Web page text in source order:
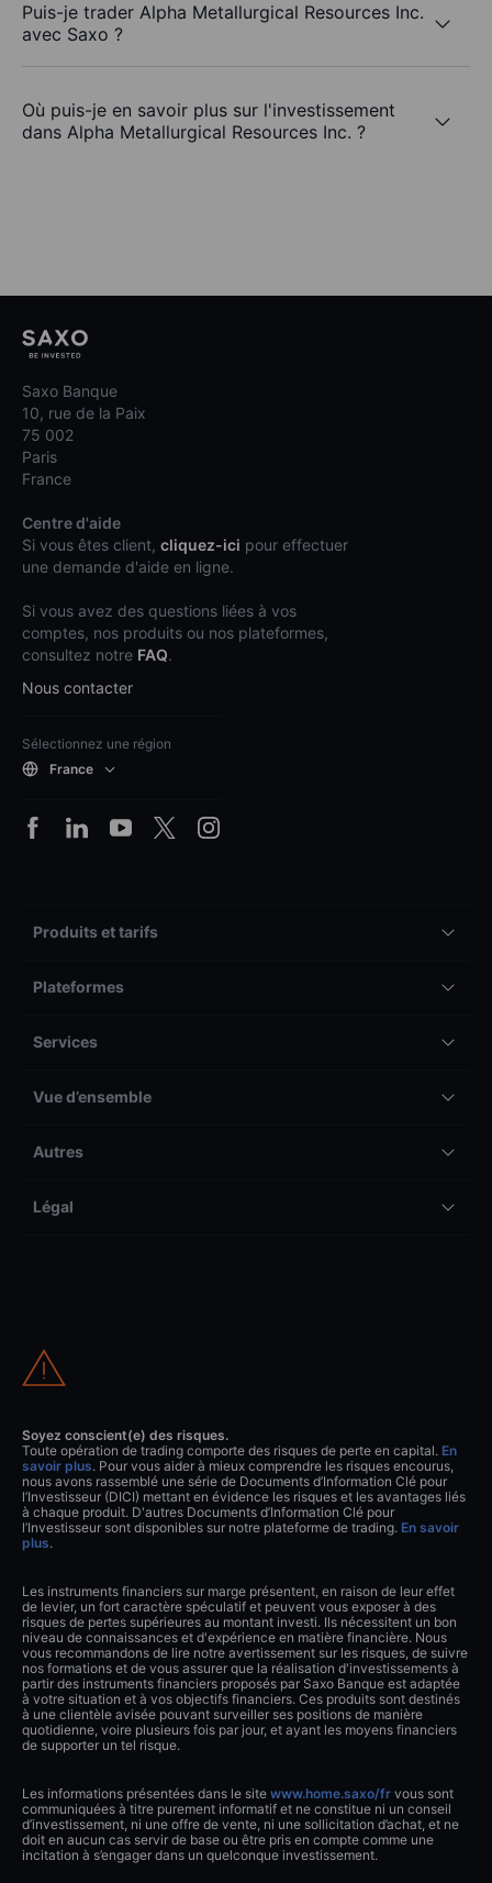
Puis-je trader Alpha Metallurgical Resources Inc.
avec Saxo ?
Où puis-je en savoir plus sur l'investissement
dans Alpha Metallurgical Resources Inc. ?
Saxo Banque
10, rue de la Paix
75 002
Paris
France
Centre d'aide
Si vous êtes client, cliquez-ici pour effectuer
une demande d'aide en ligne.
Si vous avez des questions liées à vos
comptes, nos produits ou nos plateformes,
consultez notre FAQ.
Nous contacter
Sélectionnez une région
France
Produits et tarifs
Plateformes
Services
Vue d’ensemble
Autres
Légal
Soyez conscient(e) des risques.
Toute opération de trading comporte des risques de perte en capital. En
savoir plus. Pour vous aider à mieux comprendre les risques encourus,
nous avons rassemblé une série de Documents d’Information Clé pour
l’Investisseur (DICI) mettant en évidence les risques et les avantages liés
à chaque produit. D'autres Documents d’Information Clé pour
l’Investisseur sont disponibles sur notre plateforme de trading. En savoir
plus.
Les instruments financiers sur marge présentent, en raison de leur effet
de levier, un fort caractère spéculatif et peuvent vous exposer à des
risques de pertes supérieures au montant investi. Ils nécessitent un bon
niveau de connaissances et d'expérience en matière financière. Nous
vous recommandons de lire notre avertissement sur les risques, de suivre
nos formations et de vous assurer que la réalisation d'investissements à
partir des instruments financiers proposés par Saxo Banque est adaptée
à votre situation et à vos objectifs financiers. Ces produits sont destinés
à une clientèle avisée pouvant surveiller ses positions de manière
quotidienne, voire plusieurs fois par jour, et ayant les moyens financiers
de supporter un tel risque.
Les informations présentées dans le site www.home.saxo/fr vous sont
communiquées à titre purement informatif et ne constitue ni un conseil
d’investissement, ni une offre de vente, ni une sollicitation d’achat, et ne
doit en aucun cas servir de base ou être pris en compte comme une
incitation à s’engager dans un quelconque investissement.